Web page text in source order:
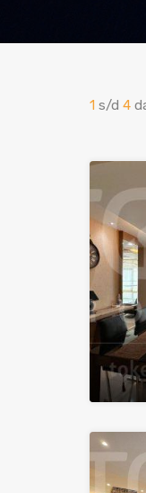
1 s/d 4